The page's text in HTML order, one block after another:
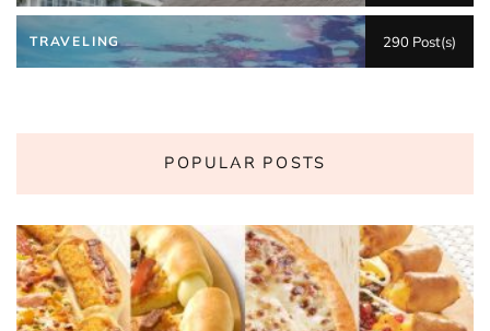
TRAVELING 290 Post(s)
POPULAR POSTS